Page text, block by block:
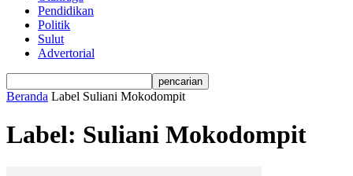
Pendidikan
Politik
Sulut
Advertorial
Beranda Label Suliani Mokodompit
Label: Suliani Mokodompit